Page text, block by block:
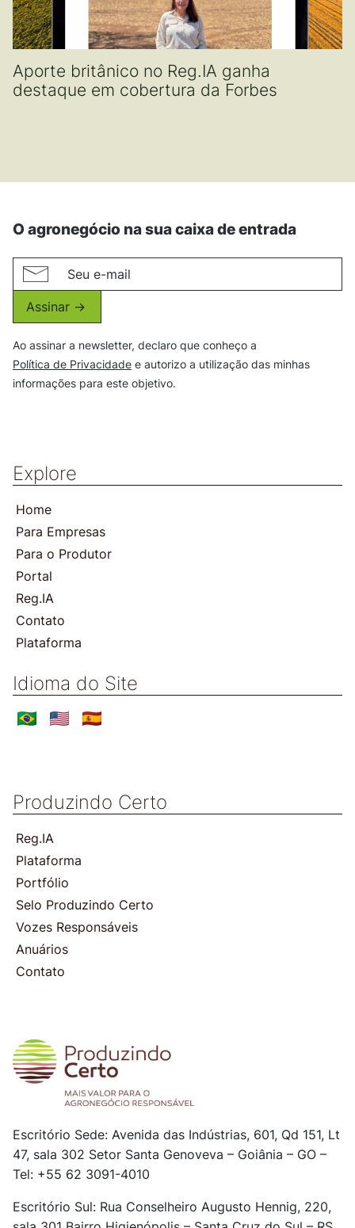
Aporte britânico no Reg.IA ganha
destaque em cobertura da Forbes
Explore
Home
Para Empresas
Para o Produtor
Portal
Reg.IA
Contato
Plataforma
Idioma do Site
Produzindo Certo
Reg.IA
Plataforma
Portfólio
Selo Produzindo Certo
Vozes Responsáveis
Anuários
Contato
O agronegócio na sua caixa de entrada
Assinar ->
Ao assinar a newsletter, declaro que conheço a
Política de Privacidade e autorizo a utilização das minhas
informações para este objetivo.
Escritório Sede: Avenida das Indústrias, 601, Qd 151, Lt
47, sala 302 Setor Santa Genoveva – Goiânia – GO –
Tel: +55 62 3091-4010
Escritório Sul: Rua Conselheiro Augusto Hennig, 220,